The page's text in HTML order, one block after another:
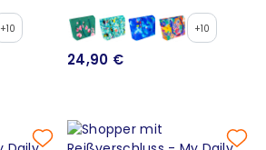
+10 +10
24,90 €